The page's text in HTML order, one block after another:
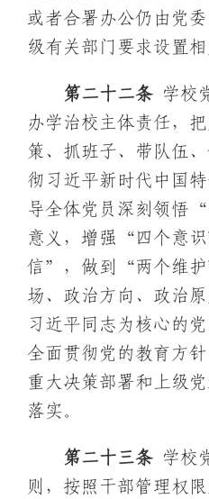
或者合署办公仍由党
级有关部门要求设置相
第二十二条 学校
办学治校主体责任，
策、抓班子、带队伍
彻习近平新时代中国
导全体党员深刻领悟
意义，增强“四个意
信”，做到“两个维
场、政治方向、政治
习近平同志为核心的
全面贯彻党的教育方
重大决策部署和上级
落实。
第二十三条 学校
则，按照干部管理权